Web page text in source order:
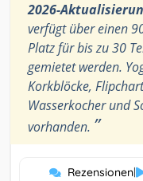
2026-
verfügt über einen
Platz für bis zu 30
gemietet werden.
Korkblöcke,
Wasserkocher und
vorhanden. ”
Rezensionen|